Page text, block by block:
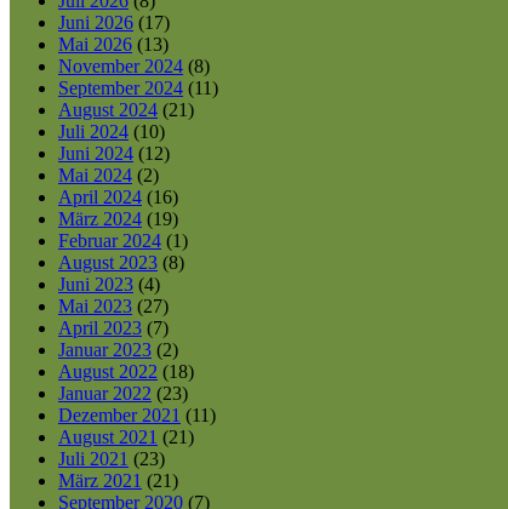
Juni 2026 (17)
Mai 2026 (13)
November 2024 (8)
September 2024 (11)
August 2024 (21)
Juli 2024 (10)
Juni 2024 (12)
Mai 2024 (2)
April 2024 (16)
März 2024 (19)
Februar 2024 (1)
August 2023 (8)
Juni 2023 (4)
Mai 2023 (27)
April 2023 (7)
Januar 2023 (2)
August 2022 (18)
Januar 2022 (23)
Dezember 2021 (11)
August 2021 (21)
Juli 2021 (23)
März 2021 (21)
September 2020 (7)